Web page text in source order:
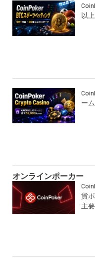
以
ー
オンラインポーカー
貨
主